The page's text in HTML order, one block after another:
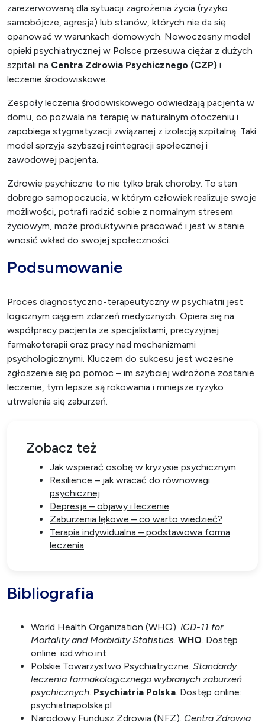
zarezerwowaną dla sytuacji zagrożenia życia (ryzyko
samobójcze, agresja) lub stanów, których nie da się
opanować w warunkach domowych. Nowoczesny model
opieki psychiatrycznej w Polsce przesuwa ciężar z dużych
szpitali na Centra Zdrowia Psychicznego (CZP) i
leczenie środowiskowe.
Zespoły leczenia środowiskowego odwiedzają pacjenta w
domu, co pozwala na terapię w naturalnym otoczeniu i
zapobiega stygmatyzacji związanej z izolacją szpitalną. Taki
model sprzyja szybszej reintegracji społecznej i
zawodowej pacjenta.
Zdrowie psychiczne to nie tylko brak choroby. To stan
dobrego samopoczucia, w którym człowiek realizuje swoje
możliwości, potrafi radzić sobie z normalnym stresem
życiowym, może produktywnie pracować i jest w stanie
wnosić wkład do swojej społeczności.
Podsumowanie
Proces diagnostyczno-terapeutyczny w psychiatrii jest
logicznym ciągiem zdarzeń medycznych. Opiera się na
współpracy pacjenta ze specjalistami, precyzyjnej
farmakoterapii oraz pracy nad mechanizmami
psychologicznymi. Kluczem do sukcesu jest wczesne
zgłoszenie się po pomoc – im szybciej wdrożone zostanie
leczenie, tym lepsze są rokowania i mniejsze ryzyko
utrwalenia się zaburzeń.
Zobacz też
Jak wspierać osobę w kryzysie psychicznym
Resilience – jak wracać do równowagi
psychicznej
Depresja – objawy i leczenie
Zaburzenia lękowe – co warto wiedzieć?
Terapia indywidualna – podstawowa forma
leczenia
Bibliografia
World Health Organization (WHO). ICD-11 for
Mortality and Morbidity Statistics. WHO . Dostęp
online: icd.who.int
Polskie Towarzystwo Psychiatryczne. Standardy
leczenia farmakologicznego wybranych zaburzeń
psychicznych. Psychiatria Polska . Dostęp online:
psychiatriapolska.pl
Narodowy Fundusz Zdrowia (NFZ). Centra Zdrowia